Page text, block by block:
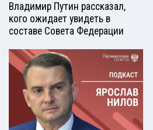
Владимир Путин рассказал,
кого ожидает увидеть в
составе Совета Федерации